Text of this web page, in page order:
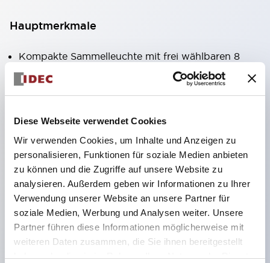
Diese Webseite verwendet Cookies
Wir verwenden Cookies, um Inhalte und Anzeigen zu
personalisieren, Funktionen für soziale Medien anbieten
zu können und die Zugriffe auf unsere Website zu
analysieren. Außerdem geben wir Informationen zu Ihrer
Verwendung unserer Website an unsere Partner für
soziale Medien, Werbung und Analysen weiter. Unsere
Partner führen diese Informationen möglicherweise mit
weiteren Daten zusammen, die Sie ihnen bereitgestellt
haben oder die sie im Rahmen Ihrer Nutzung der Dienste
Hauptmerkmale
Kompakte Sammelleuchte mit frei wählbaren 8
Arten von beleuchteten Flächen.
Verwendung von superhellen Flächenleucht-
wird der Verkabelungsaufwand reduziert, zudem
wird eine integrierte Struktur von
Klemmabdeckung und Gehäuse sowie eine
Schraubenverlustsicherung realisiert.
Durch die Verwendung von Abdeckungen mit
Überbrückungshalter entfällt die Notwendigkeit
einer berührungsschutzabdeckung. (Bei